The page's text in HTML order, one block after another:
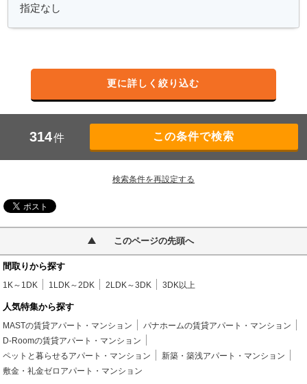
更に詳しく絞り込む
314件
検索条件を再設定する
このページの先頭へ
間取りから探す
1K～1DK 1LDK～2DK 2LDK～3DK 3DK以上
人気特集から探す
MASTの賃貸アパート・マンション
パナホームの賃貸アパート・マンション
D-Roomの賃貸アパート・マンション
ペットと暮らせるアパート・マンション
新築・築浅アパート・マンション
敷金・礼金ゼロアパート・マンション